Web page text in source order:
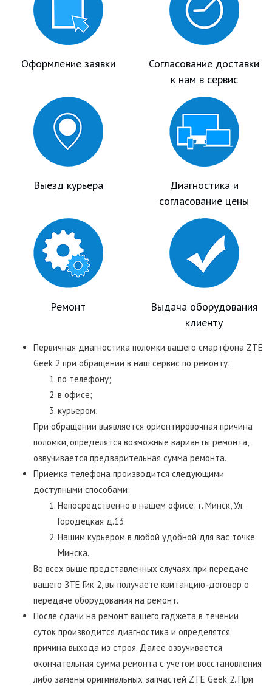
Оформление заявки
Согласование доставки
к нам в сервис
Выезд курьера
Диагностика и
согласование цены
Ремонт
Выдача оборудования
клиенту
Первичная диагностика поломки вашего смартфона ZTE
Geek 2 при обращении в наш сервис по ремонту:
по телефону;
в офисе;
курьером;
При обращении выявляется ориентировочная причина
поломки, определятся возможные варианты ремонта,
озвучивается предварительная сумма ремонта.
Приемка телефона производится следующими
доступными способами:
Непосредственно в нашем офисе: г. Минск, Ул.
Городецкая д.13
Нашим курьером в любой удобной для вас точке
Минска.
Во всех выше представленных случаях при передаче
вашего ЗТЕ Гик 2, вы получаете квитанцию-договор о
передаче оборудования на ремонт.
После сдачи на ремонт вашего гаджета в течении
суток производится диагностика и определятся
причина выхода из строя. Далее озвучивается
окончательная сумма ремонта с учетом восстановления
либо замены оригинальных запчастей ZTE Geek 2. При